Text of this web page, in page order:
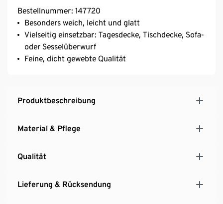
Bestellnummer: 147720
Besonders weich, leicht und glatt
Vielseitig einsetzbar: Tagesdecke, Tischdecke, Sofa-
oder Sesselüberwurf
Feine, dicht gewebte Qualität
Produktbeschreibung
Material & Pflege
Qualität
Lieferung & Rücksendung